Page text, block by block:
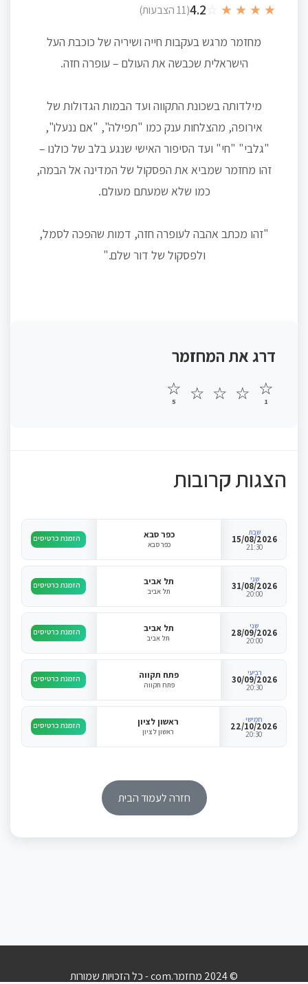
★
★
★
★
☆
4.2(11 הצבעות)
מחזמר מרגש בעקבות חייה ושיריה של כוכבת העל
הישראלית שכבשה את העולם – עופרה חזה.
מילדותה בשכונת התקווה ועד הבמות הגדולות של
אירופה, מהצלחות ענק כמו "תפילה", "אם ננעלו",
"גלבי" "חי" ועד הסיפור האישי שנגע בלב של כולנו –
זהו מחזמר שמביא את הפסקול של המדינה אל הבמה,
כמו שלא שמעתם מעולם.
"זהו מכתב אהבה לעופרה חזה, דמות שהפכה לסמל,
ולפסקול של דור שלם."
דרג את המחזמר
☆
1
☆
☆
☆
☆
5
הצגות קרובות
שבת
15/08/2026
21:30
כפר סבא
כפר סבא
הזמנת כרטיסים
שני
31/08/2026
20:00
תל אביב
תל אביב
הזמנת כרטיסים
שני
28/09/2026
20:00
תל אביב
תל אביב
הזמנת כרטיסים
רביעי
30/09/2026
20:30
פתח תקווה
פתח תקווה
הזמנת כרטיסים
חמישי
22/10/2026
20:30
ראשון לציון
ראשון לציון
הזמנת כרטיסים
חזרה לעמוד הבית
© 2024 מחזמר.com - כל הזכויות שמורות